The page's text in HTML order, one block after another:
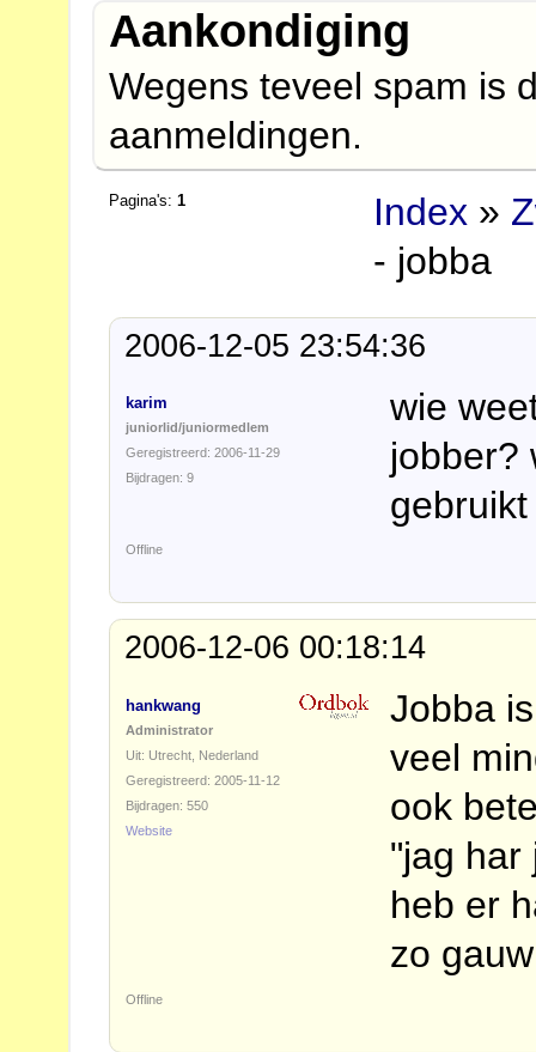
Aankondiging
Wegens teveel spam is
aanmeldingen.
Pagina's:1 Index »
- jobba
2006-12-05 23:54:36
karim
juniorlid/juniormedlem
Geregistreerd: 2006-11-29
Bijdragen: 9
wie
jobber?
Offline
2006-12-06 00:18:14
hankwang
Administrator
Uit: Utrecht, Nederland
Geregistreerd: 2005-11-12
Bijdragen: 550
Website
Jobba
veel
ook
"jag har
heb er
zo
Offline